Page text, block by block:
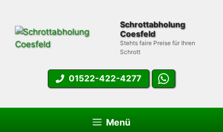
springen
Schrottabholung
Coesfeld
Stehts faire Preise für Ihren
Schrott
01522-422-4277
Menü